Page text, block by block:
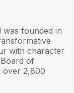
was founded in
with character
of
over 2,800